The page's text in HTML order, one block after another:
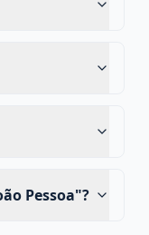
Pessoa"?